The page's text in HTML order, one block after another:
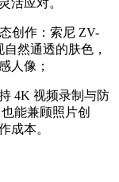
创作：索尼 ZV-
然通透的肤色，
人像；
4K 视频录制与防
能兼顾照片创
成本。